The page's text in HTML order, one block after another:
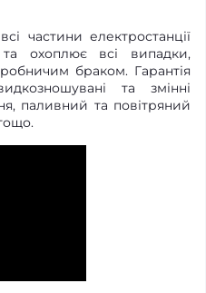
частини електростанції
охоплює всі випадки,
браком. Гарантія
та змінні
паливний та повітряний